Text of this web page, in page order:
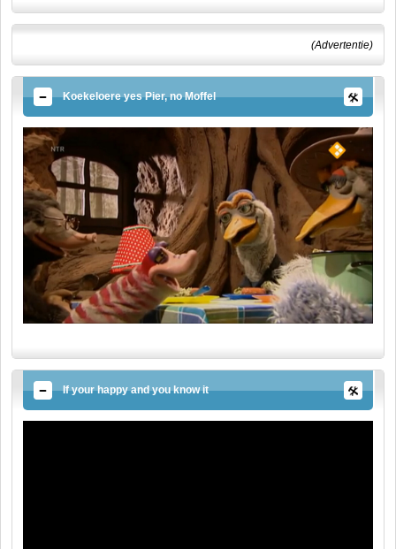
(Advertentie)
Koekeloere yes Pier, no Moffel
If your happy and you know it